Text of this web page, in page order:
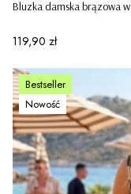
Bluzka damska brązowa
Cena
119,90 zł
Bestseller
Nowość